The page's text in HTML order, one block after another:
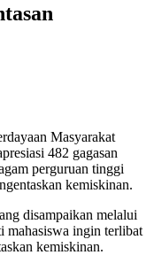
Masyarakat
482 gagasan
perguruan tinggi
kemiskinan.
disampaikan melalui
mahasiswa ingin terlibat
kemiskinan.